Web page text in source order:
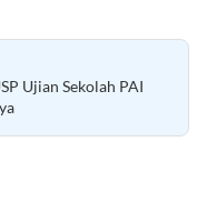
Ujian Sekolah PAI